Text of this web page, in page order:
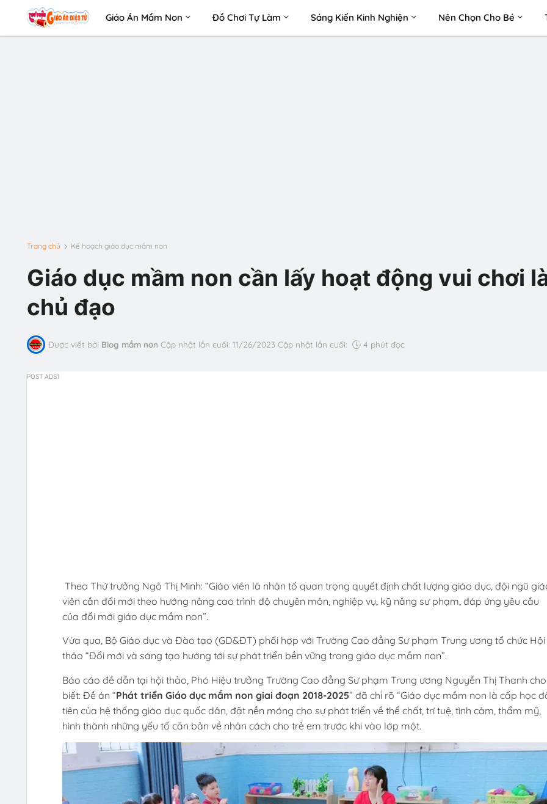
Giáo Án Mầm Non Đồ Chơi Tự Làm Sáng Kiến Kinh Nghiện Nên Chọn Cho Bé
Trang chủ Kế hoạch giáo dục mầm non
Giáo dục mầm non cần lấy hoạt động vui chơi
chủ đạo
Được viết bởi Blog mầm non Cập nhật lần cuối: 11/26/2023 Cập nhật lần cuối: 4 phút đọc
POST ADS1
Theo Thứ trưởng Ngô Thị Minh: “Giáo viên là nhân tố quan trọng quyết định chất lượng giáo dục, đội ngũ
viên cần đổi mới theo hướng nâng cao trình độ chuyên môn, nghiệp vụ, kỹ năng sư phạm, đáp ứng yêu cầu
của đổi mới giáo dục mầm non”.
Vừa qua, Bộ Giáo dục và Đào tạo (GD&ĐT) phối hợp với Trường Cao đẳng Sư phạm Trung ương tổ chức Hội
thảo “Đổi mới và sáng tạo hướng tới sự phát triển bền vững trong giáo dục mầm non”.
Báo cáo đề dẫn tại hội thảo, Phó Hiệu trưởng Trường Cao đẳng Sư phạm Trung ương Nguyễn Thị Thanh cho
biết: Đề án “Phát triển Giáo dục mầm non giai đoạn 2018-2025” đã chỉ rõ “Giáo dục mầm non là cấp học
tiên của hệ thống giáo dục quốc dân, đặt nền móng cho sự phát triển về thể chất, trí tuệ, tình cảm, thẩm mỹ,
hình thành những yếu tố căn bản về nhân cách cho trẻ em trước khi vào lớp một.